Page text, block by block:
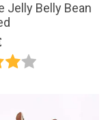
Jelly Belly Bean